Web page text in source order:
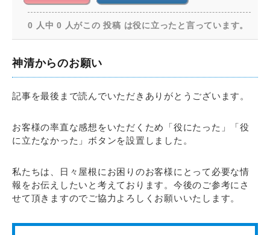
0 人中 0 人がこの 投稿 は役に立ったと言っています。
神清からのお願い
記事を最後まで読んでいただきありがとうございます。
お客様の率直な感想をいただくため「役にたった」「役
に立たなかった」ボタンを設置しました。
私たちは、日々屋根にお困りのお客様にとって必要な情
報をお伝えしたいと考えております。今後のご参考にさ
せて頂きますのでご協力よろしくお願いいたします。